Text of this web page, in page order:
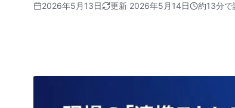
2026年5月13日 更新 2026年5月14日 約13分で